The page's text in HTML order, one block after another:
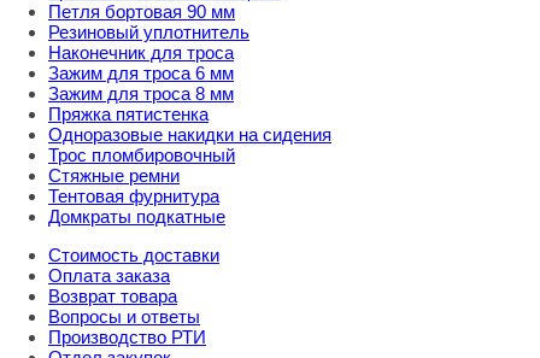
Петля бортовая 90 мм
Резиновый уплотнитель
Наконечник для троса
Зажим для троса 6 мм
Зажим для троса 8 мм
Пряжка пятистенка
Одноразовые накидки на сидения
Трос пломбировочный
Стяжные ремни
Тентовая фурнитура
Домкраты подкатные
Стоимость доставки
Оплата заказа
Возврат товара
Вопросы и ответы
Производство РТИ